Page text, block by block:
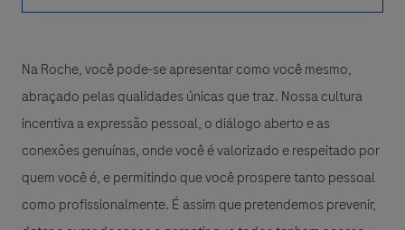
Na Roche, você pode-se apresentar como você mesmo,
abraçado pelas qualidades únicas que traz. Nossa cultura
incentiva a expressão pessoal, o diálogo aberto e as
conexões genuínas, onde você é valorizado e respeitado por
quem você é, e permitindo que você prospere tanto pessoal
como profissionalmente. É assim que pretendemos prevenir,